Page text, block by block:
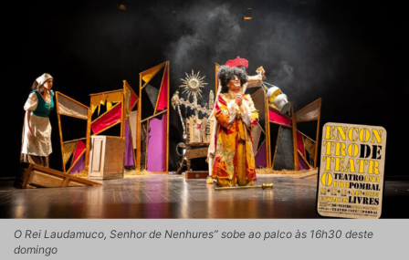
O Rei Laudamuco, Senhor de Nenhures” sobe ao palco às 16h30 deste
domingo